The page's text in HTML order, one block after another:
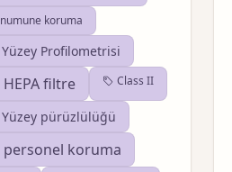
numune koruma
Yüzey Profilometrisi
HEPA filtre Class II
Yüzey pürüzlülüğü
personel koruma